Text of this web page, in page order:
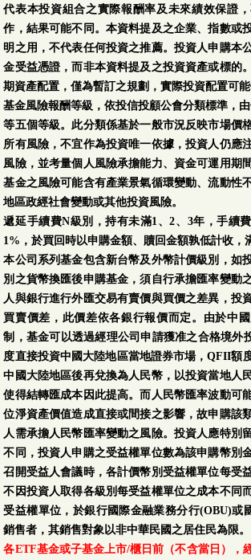
代表本投資組合之實際報酬率及未來績效保證
作，結果可能不同。本資料提及之企業、指數或
明之用，不代表任何投資之推薦。投資人申購本
金受益憑證，而非本資料提及之投資資產或標的
期資產配置，僅為暫訂之規劃，實際投資配置可能
基金風險報酬等級，依投信投顧公會分類標準，
等五個等級。此分類係基於一般市況反映市場價
所有風險，不宜作為投資唯一依據，投資人仍應
風險，並考量個人風險承擔能力、資金可運用期
基金之風險可能含有產業景氣循環變動、流動性
地區政經社會變動或其他投資風險。
遞延手續費N級別，持有未滿1、2、3年，手續
1%，於買回時以申購金額、贖回金額孰低計收，
本公司系列基金包含新台幣及外幣計價級別，如
別之貨幣換匯後申購基金，須自行承擔匯率變動
人與銀行進行外匯交易有賣價與買價之差異，投
買賣價差，此價差依各銀行報價而定。由於中
制，基金可以透過經理公司申請獲准之合格境外
度直接投資中國大陸地區當地證券市場，QFII額
中國大陸地區後再兌換為人民幣，以投資當地人
使得結轉匯成本因此提高。而人民幣匯率波動可
位淨資產價值造成直接或間接之影響，故申購該
人需承擔人民幣匯率變動之風險。投資人應特別
不同，投資人申購之受益權單位數為該申購幣別
召開受益人會議時，各計價幣別受益權單位每受
不因投資人取得各級別每受益權單位之成本不同
受益權單位，於銀行國際金融業務分行(OBU)或
銷售者，其銷售對象以非中華民國之居住民為限。
各ETF基金或子基金上市/櫃日前（不含當日），